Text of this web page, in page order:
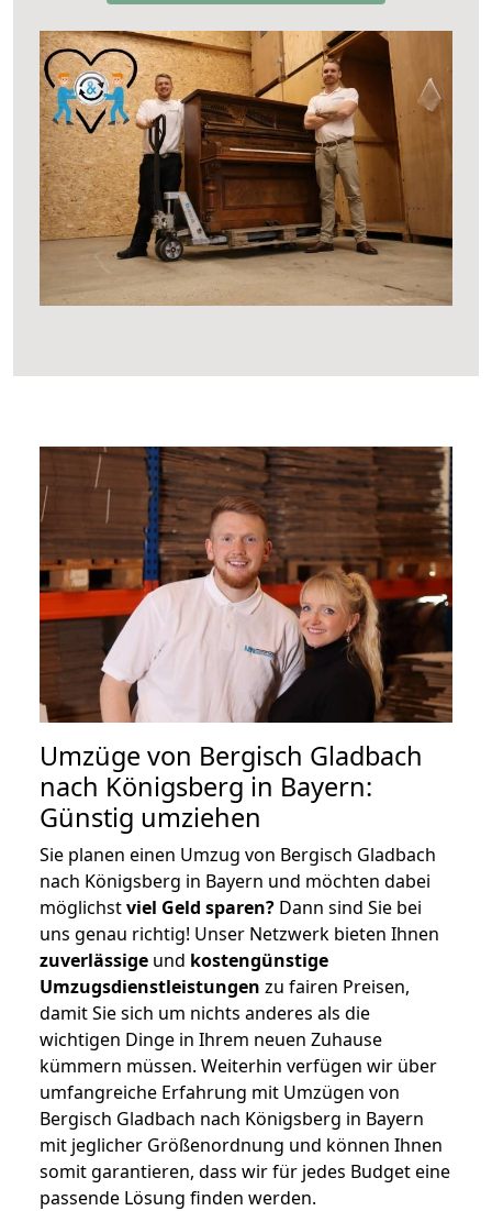
Umzüge von Bergisch Gladbach
nach Königsberg in Bayern:
Günstig umziehen
Sie planen einen Umzug von Bergisch Gladbach
nach Königsberg in Bayern und möchten dabei
möglichstviel Geld sparen? Dann sind Sie bei
uns genau richtig! Unser Netzwerk bieten Ihnen
zuverlässige und kostengünstige
Umzugsdienstleistungen zu fairen Preisen,
damit Sie sich um nichts anderes als die
wichtigen Dinge in Ihrem neuen Zuhause
kümmern müssen. Weiterhin verfügen wir über
umfangreiche Erfahrung mit Umzügen von
Bergisch Gladbach nach Königsberg in Bayern
mit jeglicher Größenordnung und können Ihnen
somit garantieren, dass wir für jedes Budget eine
passende Lösung finden werden.